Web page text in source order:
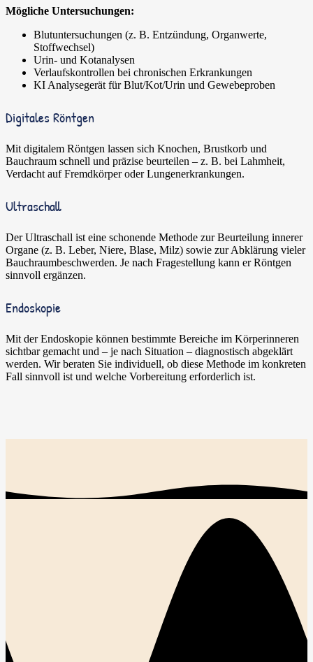
Mögliche Untersuchungen:
Blutuntersuchungen (z. B. Entzündung, Organwerte,
Stoffwechsel)
Urin- und Kotanalysen
Verlaufskontrollen bei chronischen Erkrankungen
KI Analysegerät für Blut/Kot/Urin und Gewebeproben
Digitales Röntgen
Mit digitalem Röntgen lassen sich Knochen, Brustkorb und
Bauchraum schnell und präzise beurteilen – z. B. bei Lahmheit,
Verdacht auf Fremdkörper oder Lungenerkrankungen.
Ultraschall
Der Ultraschall ist eine schonende Methode zur Beurteilung innerer
Organe (z. B. Leber, Niere, Blase, Milz) sowie zur Abklärung vieler
Bauchraumbeschwerden. Je nach Fragestellung kann er Röntgen
sinnvoll ergänzen.
Endoskopie
Mit der Endoskopie können bestimmte Bereiche im Körperinneren
sichtbar gemacht und – je nach Situation – diagnostisch abgeklärt
werden. Wir beraten Sie individuell, ob diese Methode im konkreten
Fall sinnvoll ist und welche Vorbereitung erforderlich ist.